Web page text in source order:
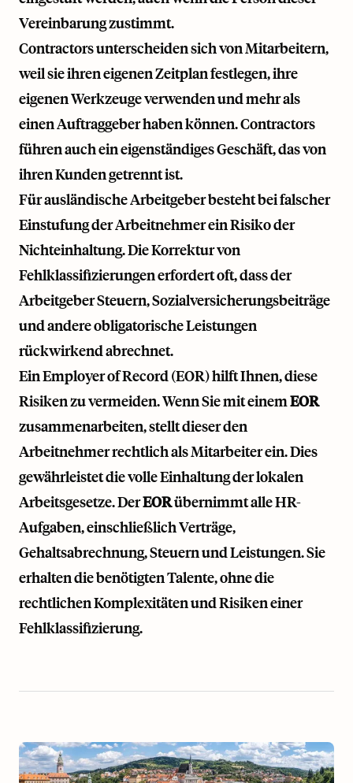
Vereinbarung zustimmt.
Contractors unterscheiden sich von Mitarbeitern,
weil sie ihren eigenen Zeitplan festlegen, ihre
eigenen Werkzeuge verwenden und mehr als
einen Auftraggeber haben können. Contractors
führen auch ein eigenständiges Geschäft, das von
ihren Kunden getrennt ist.
Für ausländische Arbeitgeber besteht bei falscher
Einstufung der Arbeitnehmer ein Risiko der
Nichteinhaltung. Die Korrektur von
Fehlklassifizierungen erfordert oft, dass der
Arbeitgeber Steuern, Sozialversicherungsbeiträge
und andere obligatorische Leistungen
rückwirkend abrechnet.
Ein Employer of Record (EOR) hilft Ihnen, diese
Risiken zu vermeiden. Wenn Sie mit einemEOR
zusammenarbeiten, stellt dieser den
Arbeitnehmer rechtlich als Mitarbeiter ein. Dies
gewährleistet die volle Einhaltung der lokalen
Arbeitsgesetze. DerEORübernimmt alle HR-
Aufgaben, einschließlich Verträge,
Gehaltsabrechnung, Steuern und Leistungen. Sie
erhalten die benötigten Talente, ohne die
rechtlichen Komplexitäten und Risiken einer
Fehlklassifizierung.